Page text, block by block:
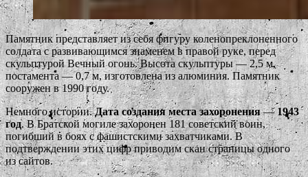
Памятник представляет из себя фигуру коленопреклоненного
солдата с развивающимся знаменем в правой руке, перед
скульптурой Вечный огонь. Высота скульптуры — 2,5 м,
постамента — 0,7 м, изготовлена из алюминия. Памятник
сооружен в 1990 году.
Немного истории.Дата создания места захоронения—1943
год. В Братской могиле захоронен 181 советский воин,
погибший в боях с фашистскими захватчиками. В
подтверждении этих цифр приводим скан страницы одного
из сайтов.